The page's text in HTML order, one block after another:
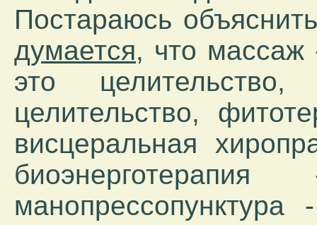
Постараюсь
думается, что массаж
это
целительство,
висцеральная